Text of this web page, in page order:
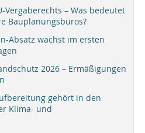
Vergaberechts – Was bedeutet
Bauplanungsbüros?
Absatz wächst im ersten
2026 – Ermäßigungen
gehört in den
Klima- und